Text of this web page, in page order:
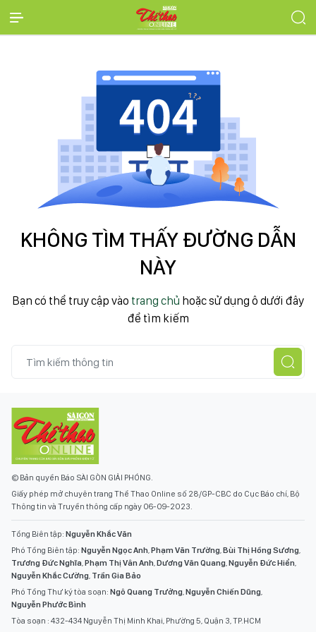
KHÔNG TÌM THẤY ĐƯỜNG DẪN
NÀY
Bạn có thể truy cập vào trang chủ hoặc sử dụng ô dưới đây
để tìm kiếm
© Bản quyền Báo SÀI GÒN GIẢI PHÓNG.
Giấy phép mở chuyên trang Thể Thao Online số 28/GP-CBC do Cục Báo chí, Bộ
Thông tin và Truyền thông cấp ngày 06-09-2023.
Tổng Biên tập: Nguyễn Khắc Văn
Phó Tổng Biên tập: Nguyễn Ngọc Anh,Phạm Văn Trường,Bùi Thị Hồng Sương,
Trương Đức Nghĩa,Phạm Thị Vân Anh,Dương Văn Quang,Nguyễn Đức Hiển,
Nguyễn Khắc Cường, Trần Gia Bảo
Phó Tổng Thư ký tòa soạn: Ngô Quang Trưởng,Nguyễn Chiến Dũng,
Nguyễn Phước Bình
Tòa soạn : 432-434 Nguyễn Thị Minh Khai, Phường 5, Quận 3, TP.HCM